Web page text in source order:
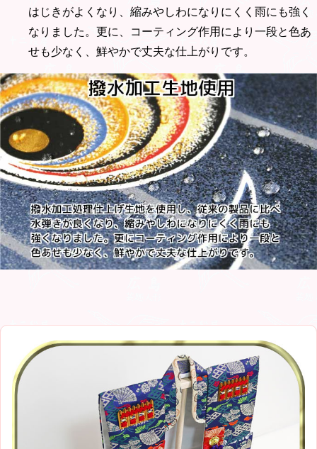
はじきがよくなり、縮みやしわになりにくく雨にも強く
なりました。更に、コーティング作用により一段と色あ
せも少なく、鮮やかで丈夫な仕上がりです。